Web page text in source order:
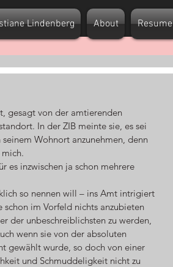
Lindenberg About Resume
gesagt von der amtierenden
In der ZIB meinte sie, es sei
Wohnort anzunehmen, denn
so nennen will – ins Amt intrigiert
im Vorfeld nichts anzubieten
der unbeschreiblichsten zu werden,
wenn sie von der absoluten
gewählt wurde, so doch von einer
und Schmuddeligkeit nicht zu